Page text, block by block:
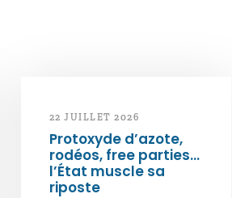
22 JUILLET 2026
Protoxyde d’azote,
rodéos, free parties…
l’État muscle sa
riposte